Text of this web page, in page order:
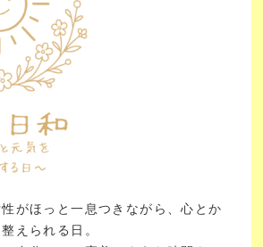
がほっと一息つきながら、心とか
えられる日。